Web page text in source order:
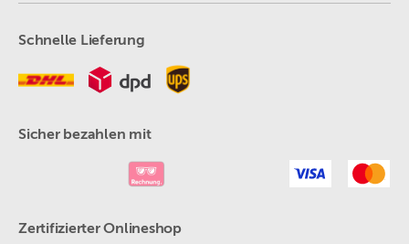
Schnelle Lieferung
Sicher bezahlen mit
Zertifizierter Onlineshop